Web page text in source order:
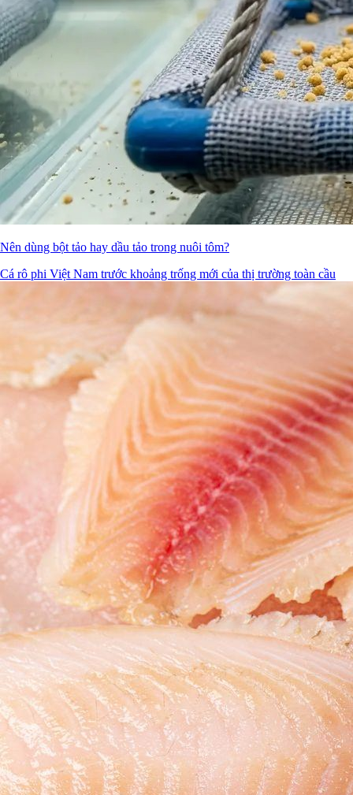
Nên dùng bột tảo hay dầu tảo trong nuôi tôm?
Cá rô phi Việt Nam trước khoảng trống mới của thị trường toàn cầu